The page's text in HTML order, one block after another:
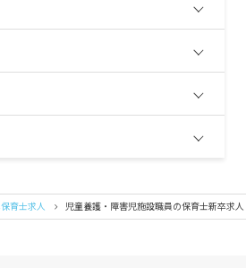
育士求人 児童養護・障害児施設職員の保育士新卒求人